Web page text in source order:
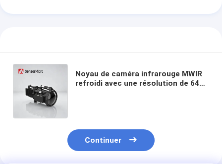
Noyau de caméra infrarouge MWIR
refroidi avec une résolution de 640
Continuer